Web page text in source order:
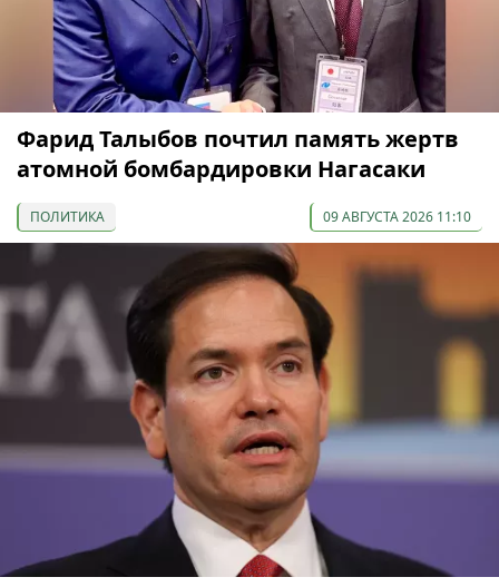
Фарид Талыбов почтил память жертв
атомной бомбардировки Нагасаки
ПОЛИТИКА 09 АВГУСТА 2026 11:10